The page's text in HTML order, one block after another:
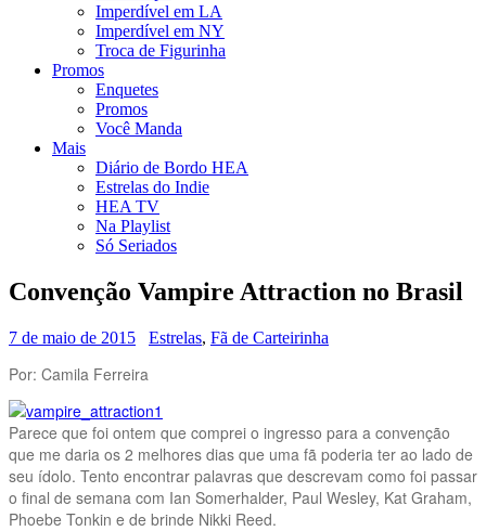
Imperdível em LA
Imperdível em NY
Troca de Figurinha
Promos
Enquetes
Promos
Você Manda
Mais
Diário de Bordo HEA
Estrelas do Indie
HEA TV
Na Playlist
Só Seriados
Convenção Vampire Attraction no Brasil
7 de maio de 2015 Estrelas, Fã de Carteirinha
Por: Camila Ferreira
Parece que foi ontem que comprei o ingresso para a convenção
que me daria os 2 melhores dias que uma fã poderia ter ao lado de
seu ídolo. Tento encontrar palavras que descrevam como foi passar
o final de semana com Ian Somerhalder, Paul Wesley, Kat Graham,
Phoebe Tonkin e de brinde Nikki Reed.